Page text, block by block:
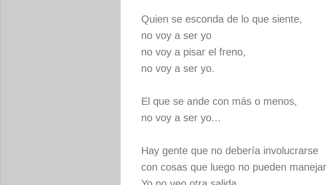
Quien se esconda de lo que siente,
no voy a ser yo
no voy a pisar el freno,
no voy a ser yo.
El que se ande con más o menos,
no voy a ser yo...
Hay gente que no debería involucrarse
con cosas que luego no pueden manejar